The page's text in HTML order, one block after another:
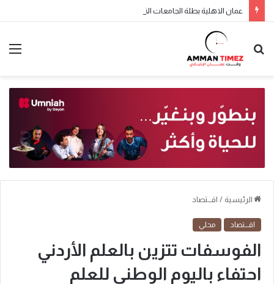
الرئيسية / اقـــتصاد
اقـــتصاد محلي
الفوسفات تتزين بالعلم الأردني
احتفاء باليوم الوطني للعلم